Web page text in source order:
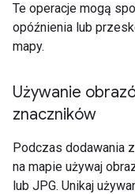
Te operacje mogą
opóźnienia lub
mapy.
Używanie
znaczników
Podczas dodawania
na mapie używaj
lub JPG. Unikaj